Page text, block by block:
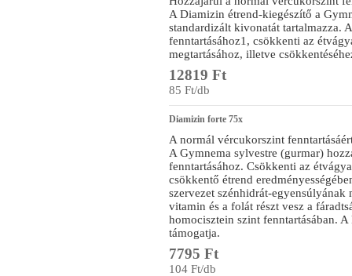
A Diamizin étrend-kiegészítő a
standardizált kivonatát tartalmazza.
fenntartásához1, csökkenti az
megtartásához, illetve
12819 Ft
85 Ft/db
Diamizin forte 75x
A normál vércukorszint
A Gymnema sylvestre (gurmar)
fenntartásához. Csökkenti az
csökkentő étrend
szervezet szénhidrát-
vitamin és a folát részt vesz a
homocisztein szint fenntartásában.
támogatja.
7795 Ft
104 Ft/db